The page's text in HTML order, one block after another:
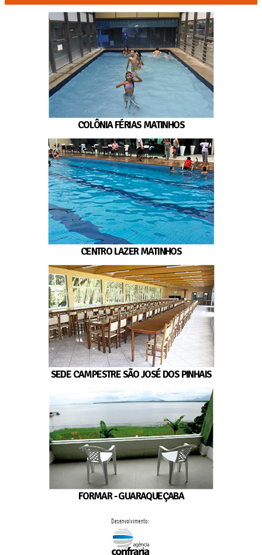
COLÔNIA FÉRIAS MATINHOS
CENTRO LAZER MATINHOS
SEDE CAMPESTRE SÃO JOSÉ DOS PINHAIS
FORMAR - GUARAQUEÇABA